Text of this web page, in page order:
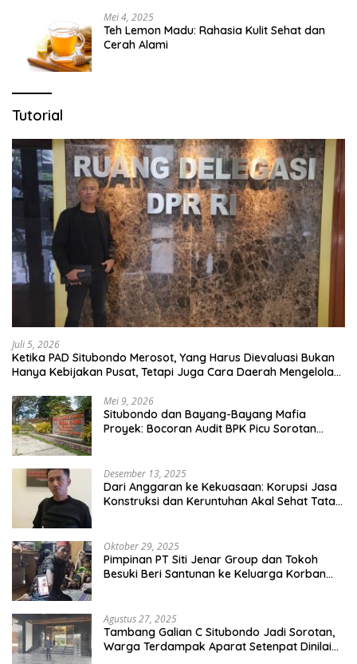
Mei 4, 2025
Teh Lemon Madu: Rahasia Kulit Sehat dan
Cerah Alami
Tutorial
Juli 5, 2026
Ketika PAD Situbondo Merosot, Yang Harus Dievaluasi Bukan
Hanya Kebijakan Pusat, Tetapi Juga Cara Daerah Mengelola
Mei 9, 2026
Situbondo dan Bayang-Bayang Mafia
Proyek: Bocoran Audit BPK Picu Sorotan
Desember 13, 2025
Dari Anggaran ke Kekuasaan: Korupsi Jasa
Konstruksi dan Keruntuhan Akal Sehat Tata
Oktober 29, 2025
Pimpinan PT Siti Jenar Group dan Tokoh
Besuki Beri Santunan ke Keluarga Korban
Agustus 27, 2025
Tambang Galian C Situbondo Jadi Sorotan,
Warga Terdampak Aparat Setenpat Dinilai